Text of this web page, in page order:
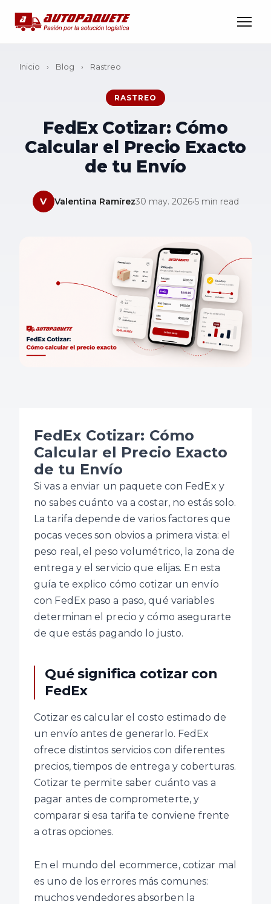
Inicio › Blog › Rastreo
RASTREO
FedEx Cotizar: Cómo
Calcular el Precio Exacto
de tu Envío
V Valentina Ramírez30 may. 2026•5 min read
FedEx Cotizar: Cómo
Calcular el Precio Exacto
de tu Envío
Si vas a enviar un paquete con FedEx y
no sabes cuánto va a costar, no estás solo.
La tarifa depende de varios factores que
pocas veces son obvios a primera vista: el
peso real, el peso volumétrico, la zona de
entrega y el servicio que elijas. En esta
guía te explico cómo cotizar un envío
con FedEx paso a paso, qué variables
determinan el precio y cómo asegurarte
de que estás pagando lo justo.
Qué significa cotizar con
FedEx
Cotizar es calcular el costo estimado de
un envío antes de generarlo. FedEx
ofrece distintos servicios con diferentes
precios, tiempos de entrega y coberturas.
Cotizar te permite saber cuánto vas a
pagar antes de comprometerte, y
comparar si esa tarifa te conviene frente
a otras opciones.
En el mundo del ecommerce, cotizar mal
es uno de los errores más comunes:
muchos vendedores absorben la